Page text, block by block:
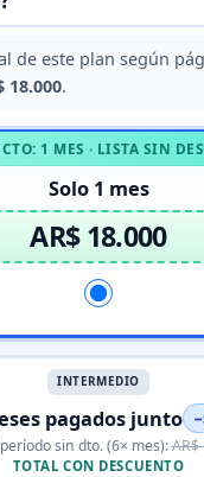
de este plan según
18.000.
1 MES · LISTA SIN
Solo 1 mes
AR$ 18.000
INTERMEDIO
pagados junto
sin dto. (6× mes):AR$
TOTAL CON DESCUENTO